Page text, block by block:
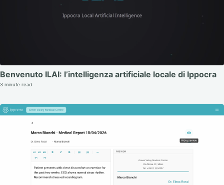
Benvenuto ILAI: l’intelligenza artificiale locale di Ippocra
3 minute read